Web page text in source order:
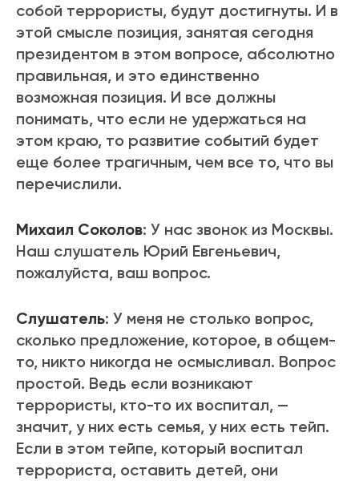
собой террористы, будут достигнуты. И в
этой смысле позиция, занятая сегодня
президентом в этом вопросе, абсолютно
правильная, и это единственно
возможная позиция. И все должны
понимать, что если не удержаться на
этом краю, то развитие событий будет
еще более трагичным, чем все то, что вы
перечислили.
Михаил Соколов: У нас звонок из Москвы.
Наш слушатель Юрий Евгеньевич,
пожалуйста, ваш вопрос.
Слушатель: У меня не столько вопрос,
сколько предложение, которое, в общем-
то, никто никогда не осмысливал. Вопрос
простой. Ведь если возникают
террористы, кто-то их воспитал, —
значит, у них есть семья, у них есть тейп.
Если в этом тейпе, который воспитал
террориста, оставить детей, они